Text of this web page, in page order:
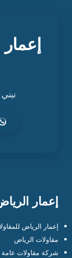
إعمار الرياض
إعمار الرياض
مقاولات الرياض
شركة مقاولات عامة